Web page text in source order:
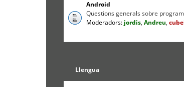
Android
Qüestions generals sobre
Moderadors: jordis, Andreu,
Llengua